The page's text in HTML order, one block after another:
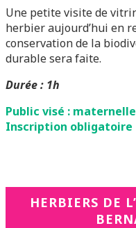
Une petite visite de
herbier aujourd’hui en
conservation de la
durable sera faite.
Durée : 1h
Public visé :
Inscription obligatoire
HERBIERS DE